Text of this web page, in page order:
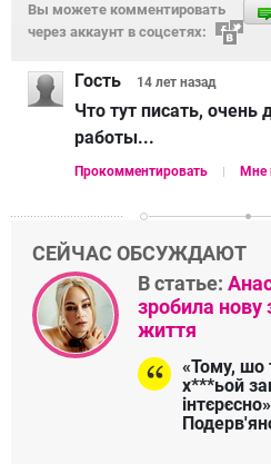
Вы можете комментировать
через аккаунт в соцсетях:
Гость 14 лет назад
Что тут писать,
работы...
Прокомментировать Мне
СЕЙЧАС ОБСУЖДАЮТ
В статье:
зробила нову
життя
«Тому, шо
х***ьой